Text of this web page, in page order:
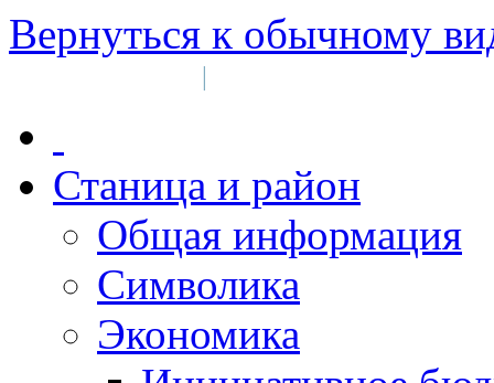
Вернуться к обычному
|
Станица и район
Общая информация
Символика
Экономика